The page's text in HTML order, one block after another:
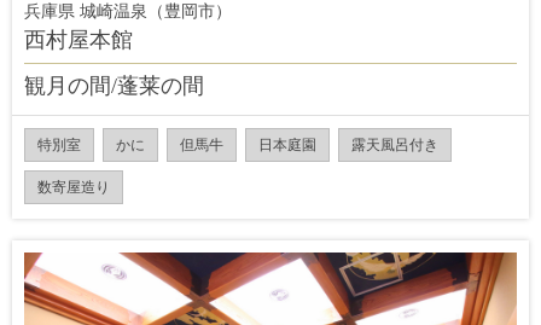
兵庫県 城崎温泉（豊岡市）
西村屋本館
観月の間/蓬莱の間
特別室 かに 但馬牛 日本庭園 露天風呂付き
数寄屋造り